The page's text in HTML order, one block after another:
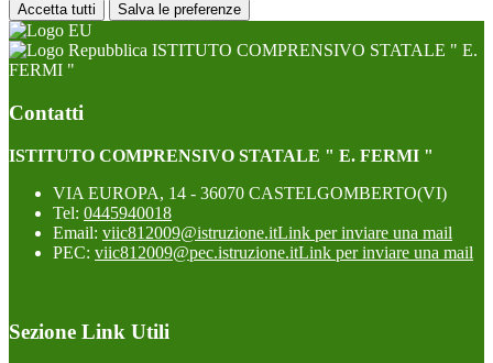
Accetta tutti Salva le preferenze
ISTITUTO COMPRENSIVO STATALE " E.
FERMI "
Contatti
ISTITUTO COMPRENSIVO STATALE " E. FERMI "
VIA EUROPA, 14 - 36070 CASTELGOMBERTO(VI)
Tel: 0445940018
Email: viic812009@istruzione.itLink per inviare una mail
PEC: viic812009@pec.istruzione.itLink per inviare una mail
Sezione Link Utili